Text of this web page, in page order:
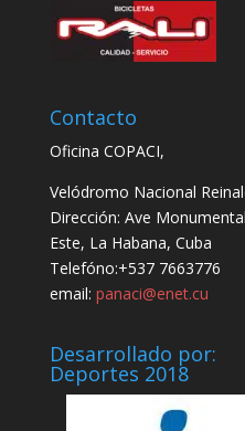
Contacto
Oficina COPACI,
Velódromo Nacional
Dirección: Ave
Este, La Habana, Cuba
Telefóno:+537 7663776
email: panaci@enet.cu
Desarrollado
Deportes 2018